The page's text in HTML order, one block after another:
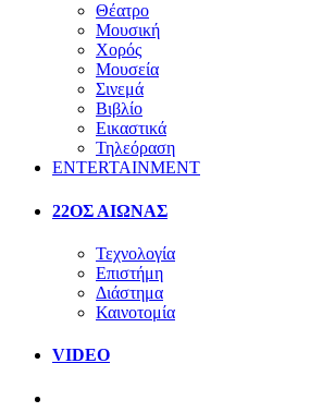
Θέατρο
Μουσική
Χορός
Μουσεία
Σινεμά
Βιβλίο
Εικαστικά
Τηλεόραση
ENTERTAINMENT
22ΟΣ ΑΙΩΝΑΣ
Τεχνολογία
Επιστήμη
Διάστημα
Καινοτομία
VIDEO